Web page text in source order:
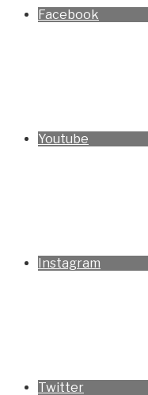
Facebook
Youtube
Instagram
Twitter